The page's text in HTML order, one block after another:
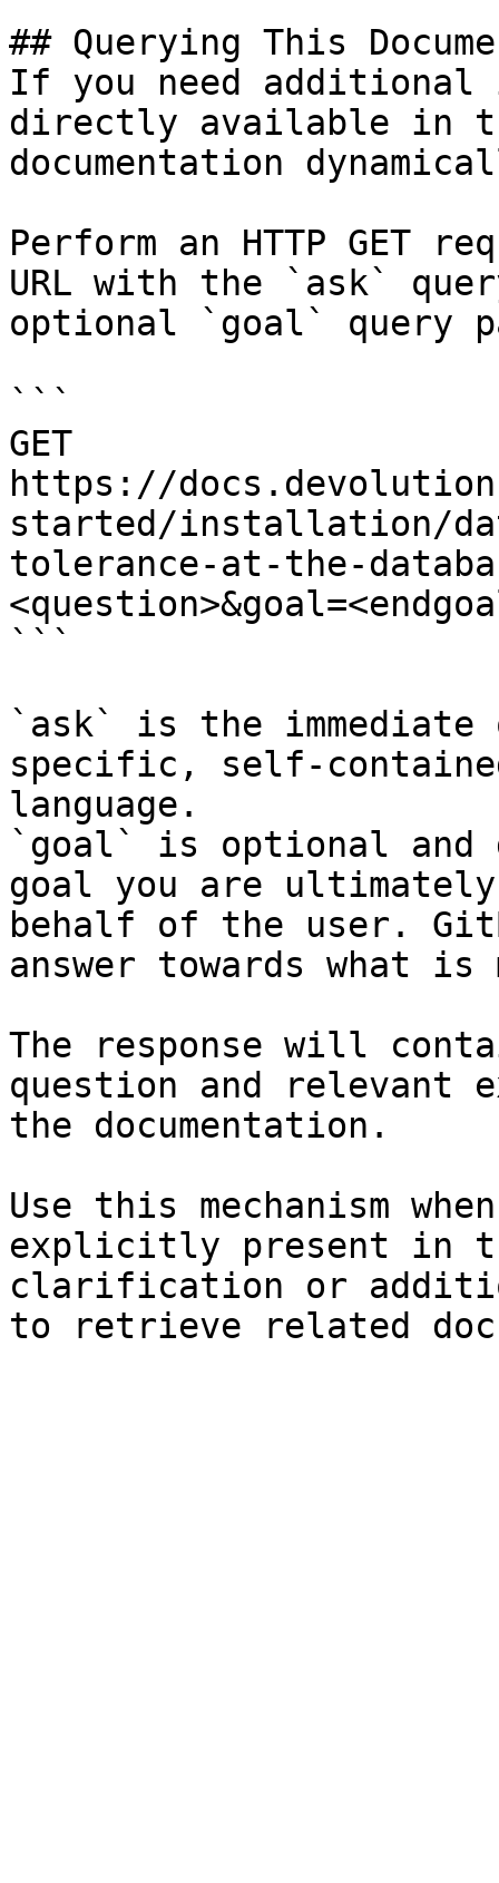
## Querying This
If you need
directly available in
documentation
Perform an HTTP GET
URL with the `ask`
optional `goal` query
```
GET
https://
started/installation/
tolerance-at-the-
```
`ask` is the
specific, self-
language.
`goal` is optional and
goal you are
behalf of the user.
answer towards what
The response will
question and relevant
the documentation.
Use this mechanism
explicitly present in
clarification or